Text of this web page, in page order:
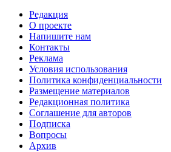
Редакция
О проекте
Напишите нам
Контакты
Реклама
Условия использования
Политика конфиденциальности
Размещение материалов
Редакционная политика
Соглашение для авторов
Подписка
Вопросы
Архив